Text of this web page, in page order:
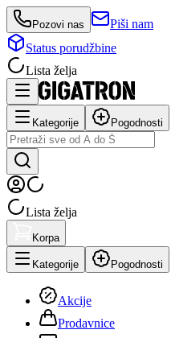
Pozovi nas
Piši nam
Status porudžbine
Lista želja
Kategorije Pogodnosti
Lista želja
Korpa
Kategorije Pogodnosti
Akcije
Prodavnice